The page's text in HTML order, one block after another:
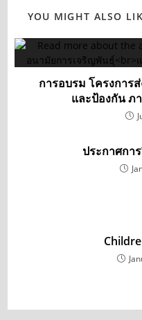
YOU MIGHT ALSO
การอบรม โครงการ
และป้องกัน ภ
ประกาศกา